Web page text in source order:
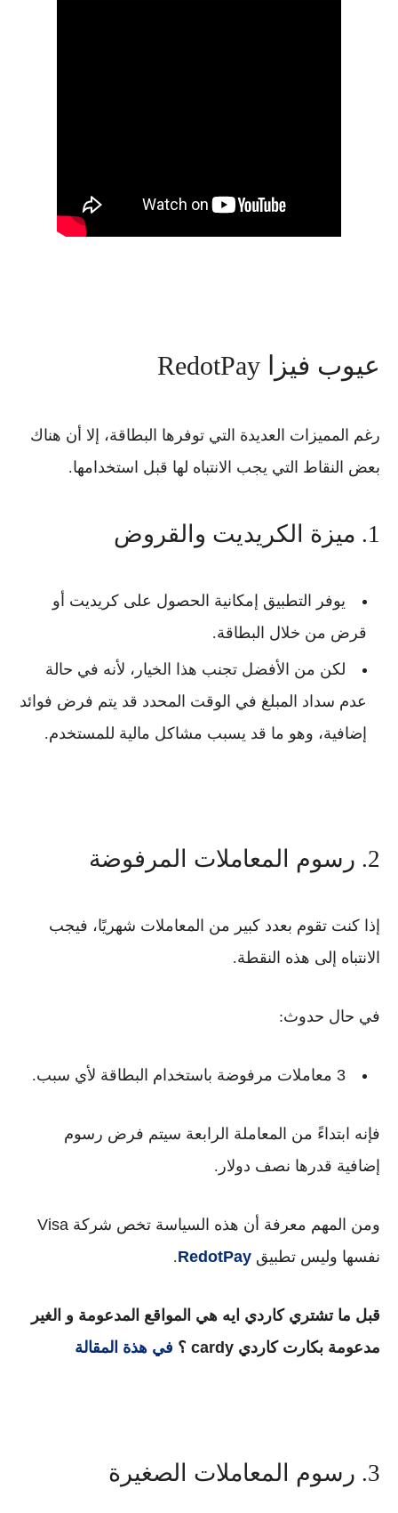
عيوب فيزا RedotPay
رغم المميزات العديدة التي توفرها البطاقة، إلا أن هناك
بعض النقاط التي يجب الانتباه لها قبل استخدامها.
1. ميزة الكريديت والقروض
يوفر التطبيق إمكانية الحصول على كريديت أو
قرض من خلال البطاقة.
لكن من الأفضل تجنب هذا الخيار، لأنه في حالة
عدم سداد المبلغ في الوقت المحدد قد يتم فرض فوائد
إضافية، وهو ما قد يسبب مشاكل مالية للمستخدم.
2. رسوم المعاملات المرفوضة
إذا كنت تقوم بعدد كبير من المعاملات شهريًا، فيجب
الانتباه إلى هذه النقطة.
في حال حدوث:
3 معاملات مرفوضة باستخدام البطاقة لأي سبب.
فإنه ابتداءً من المعاملة الرابعة سيتم فرض رسوم
إضافية قدرها نصف دولار .
ومن المهم معرفة أن هذه السياسة
تخص شركة Visa
نفسها وليس تطبيق RedotPay
.
قبل ما تشتري كاردي ايه هي المواقع المدعومة و الغير
مدعومة بكارت كاردي cardy ؟
في هذة المقالة
3. رسوم المعاملات الصغيرة